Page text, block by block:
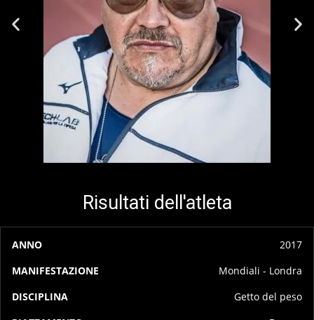
Risultati dell'atleta
ANNO DISCIPLINA2017
Mondiali - Londra
Getto del peso